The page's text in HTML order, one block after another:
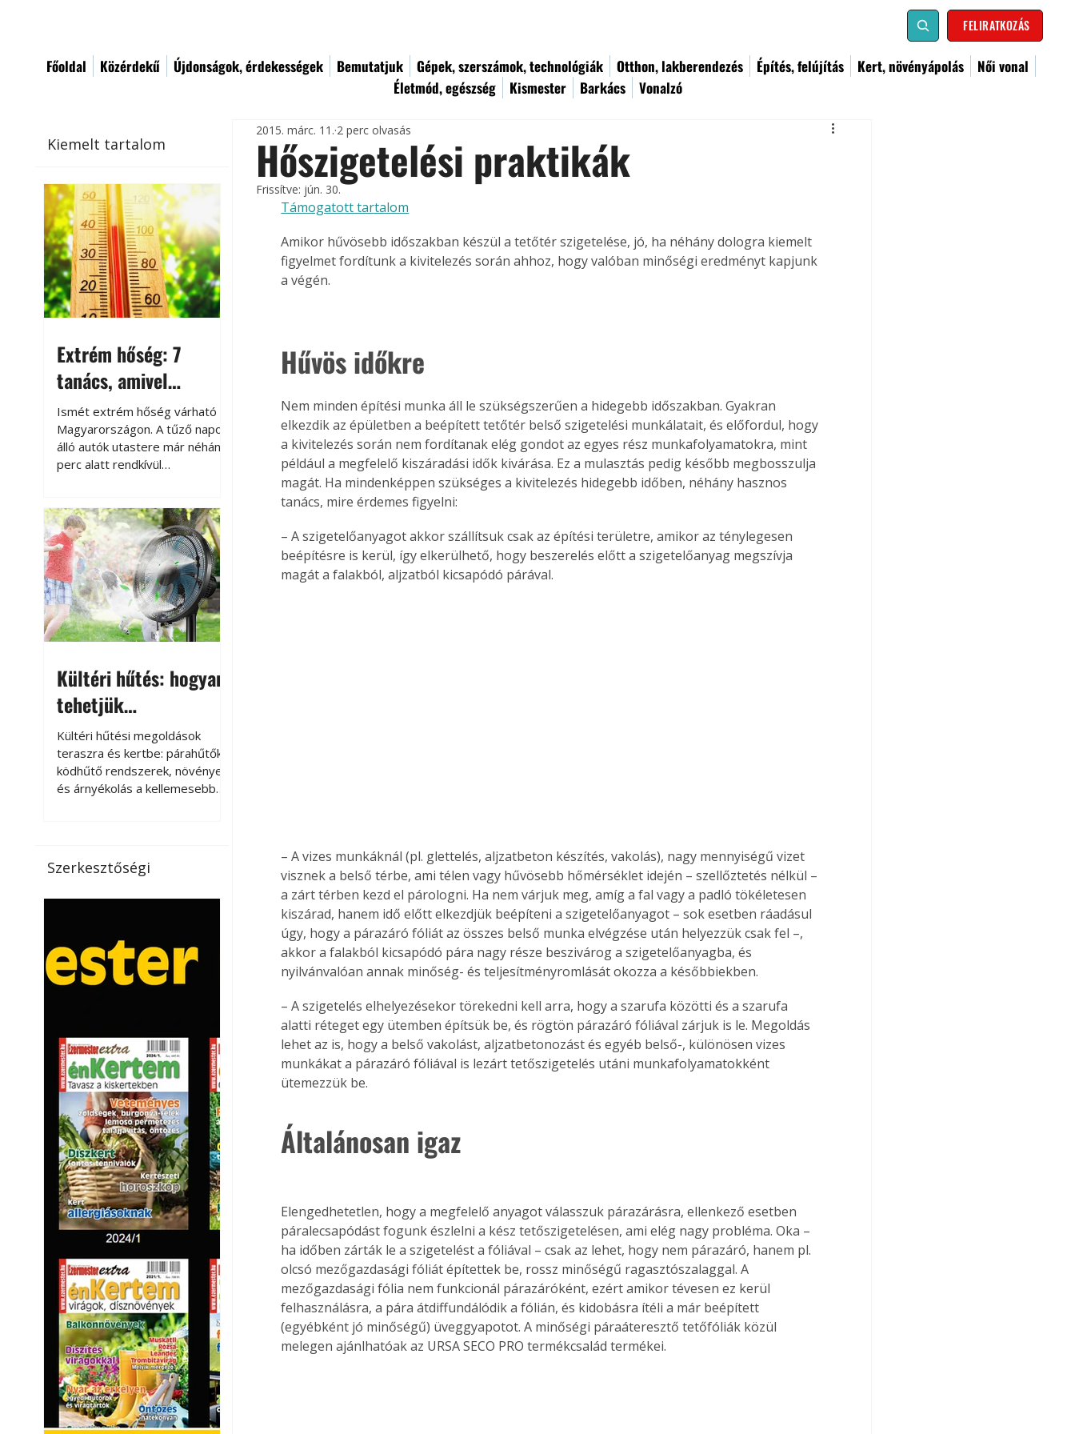
FELIRATKOZÁS
Főoldal Közérdekű Újdonságok, érdekességek Bemutatjuk Gépek, szerszámok, technológiák Otthon, lakberendezés Építés, felújítás Kert, növényápolás
Női vonal
Életmód, egészség
Kismester Barkács Vonalzó
Kiemelt tartalom
Extrém hőség: 7
tanács, amivel
megóvhatjuk
autónkat a nyári
károktól
Ismét extrém hőség várható
Magyarországon. A tűző napon
álló autók utastere már néhány
perc alatt rendkívül
megközelítheti. Ez nemcsak a
beszállást teszi kellemetlenné,
hanem az autó állapotára és a
benne hagyott tárgyakra is
káros hatással lehet. Néhány
egyszerű óvintézkedéssel
azonban jelentősen
csökkenthetjük a hőség káros
Kültéri hűtés: hogyan
tehetjük
kellemesebbé a
teraszt és a kertet?
Kültéri hűtési megoldások
teraszra és kertbe: párahűtők,
ködhűtő rendszerek, növények
és árnyékolás a kellemesebb
jelentőséget kapott, ahogy a
nyári hőhullámok gyakoribbá és
a megoldást a meleg ellen, ma
már egyre többen keresnek
olyan kültéri hűtési
vendégl
Szerkesztőségi
Hőszigetelési praktikák
2015. márc. 11. 2 perc olvasás
Frissítve: jún. 30.
Támogatott tartalom
Amikor hűvösebb időszakban készül a tetőtér szigetelése, jó, ha néhány dologra kiemelt
figyelmet fordítunk a kivitelezés során ahhoz, hogy valóban minőségi eredményt kapjunk
a végén.
Hűvös időkre
Nem minden építési munka áll le szükségszerűen a hidegebb időszakban. Gyakran
elkezdik az épületben a beépített tetőtér belső szigetelési munkálatait, és előfordul, hogy
a kivitelezés során nem fordítanak elég gondot az egyes rész munkafolyamatokra, mint
például a megfelelő kiszáradási idők kivárása. Ez a mulasztás pedig később megbosszulja
magát. Ha mindenképpen szükséges a kivitelezés hidegebb időben, néhány hasznos
tanács, mire érdemes figyelni:
– A szigetelőanyagot akkor szállítsuk csak az építési területre, amikor az ténylegesen
beépítésre is kerül, így elkerülhető, hogy beszerelés előtt a szigetelőanyag megszívja
magát a falakból, aljzatból kicsapódó párával.
– A vizes munkáknál (pl. glettelés, aljzatbeton készítés, vakolás), nagy mennyiségű vizet
visznek a belső térbe, ami télen vagy hűvösebb hőmérséklet idején – szellőztetés nélkül –
a zárt térben kezd el párologni. Ha nem várjuk meg, amíg a fal vagy a padló tökéletesen
kiszárad, hanem idő előtt elkezdjük beépíteni a szigetelőanyagot – sok esetben ráadásul
úgy, hogy a párazáró fóliát az összes belső munka elvégzése után helyezzük csak fel –,
akkor a falakból kicsapódó pára nagy része beszivárog a szigetelőanyagba, és
nyilvánvalóan annak minőség- és teljesítményromlását okozza a későbbiekben.
– A szigetelés elhelyezésekor törekedni kell arra, hogy a szarufa közötti és a szarufa
alatti réteget egy ütemben építsük be, és rögtön párazáró fóliával zárjuk is le. Megoldás
lehet az is, hogy a belső vakolást, aljzatbetonozást és egyéb belső-, különösen vizes
munkákat a párazáró fóliával is lezárt tetőszigetelés utáni munkafolyamatokként
ütemezzük be.
Általánosan igaz
Elengedhetetlen, hogy a megfelelő anyagot válasszuk párazárásra, ellenkező esetben
páralecsapódást fogunk észlelni a kész tetőszigetelésen, ami elég nagy probléma. Oka –
ha időben zárták le a szigetelést a fóliával – csak az lehet, hogy nem párazáró, hanem pl.
olcsó mezőgazdasági fóliát építettek be, rossz minőségű ragasztószalaggal. A
mezőgazdasági fólia nem funkcionál párazáróként, ezért amikor tévesen ez kerül
felhasználásra, a pára átdiffundálódik a fólián, és kidobásra ítéli a már beépített
(egyébként jó minőségű) üveggyapotot. A minőségi páraáteresztő tetőfóliák közül
melegen ajánlhatóak az URSA SECO PRO termékcsalád termékei.